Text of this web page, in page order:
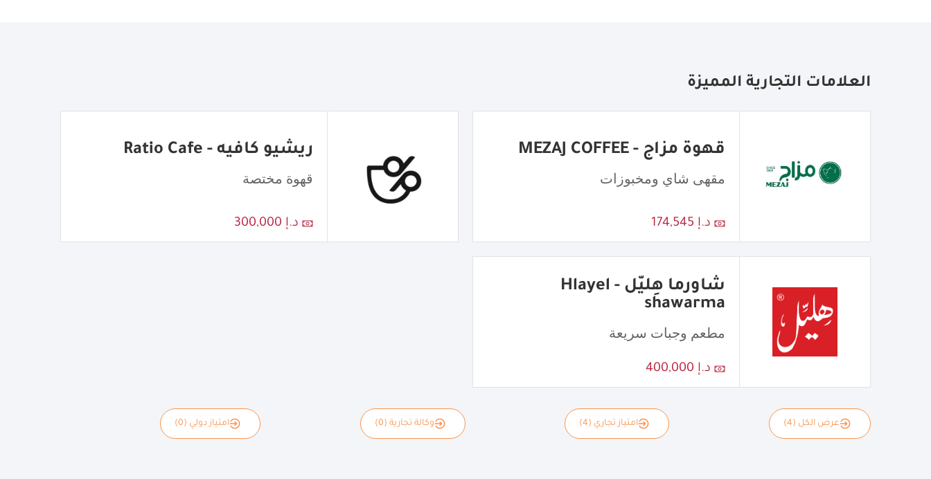
العلامات التجارية المميزة
قهوة مزاج - MEZAJ COFFEE
مقهى شاي ومخبوزات
د.إ 174,545
ريشيو كافيه - Ratio Cafe
قهوة مختصة
د.إ 300,000
شاورما هِليّل - Hlayel
shawarma
مطعم وجبات سريعة
د.إ 400,000
عرض الكل (4) امتياز تجاري (4) وكالة تجارية (0) امتياز دولي (0)